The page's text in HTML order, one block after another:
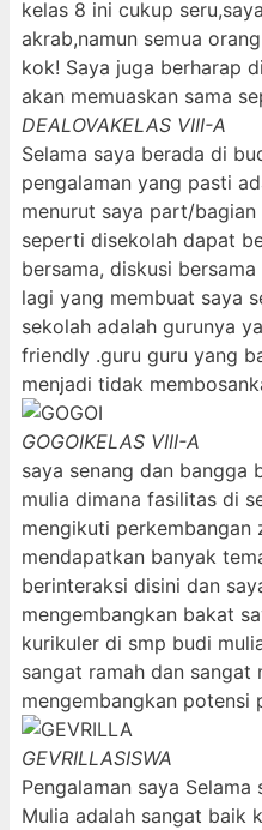
kelas 8 ini cukup
akrab,namun semua
kok! Saya juga berharap
akan memuaskan sama
DEALOVAKELAS VIII-A
Selama saya berada di
pengalaman yang pasti
menurut saya part/
seperti disekolah dapat
bersama, diskusi
lagi yang membuat saya
sekolah adalah gurunya
friendly .guru guru yang
menjadi tidak
GOGOIKELAS VIII-A
saya senang dan bangga
mulia dimana fasilitas di
mengikuti perkembangan
mendapatkan banyak
berinteraksi disini dan
mengembangkan bakat
kurikuler di smp budi
sangat ramah dan sangat
mengembangkan potensi
GEVRILLASISWA
Pengalaman saya
Mulia adalah sangat baik